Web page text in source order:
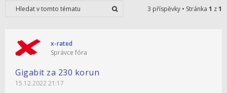
3 příspěvky • Stránka 1 z1
x-rated
Správce fóra
Gigabit za 230 korun
15.12.2022 21:17